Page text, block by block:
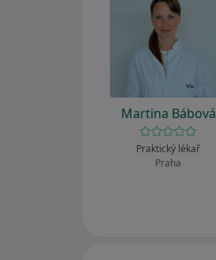
Martina Bábová
Praktický lékař
Praha